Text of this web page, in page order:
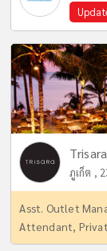
ภูเก็ต ,
Asst. Outlet
Attendant,